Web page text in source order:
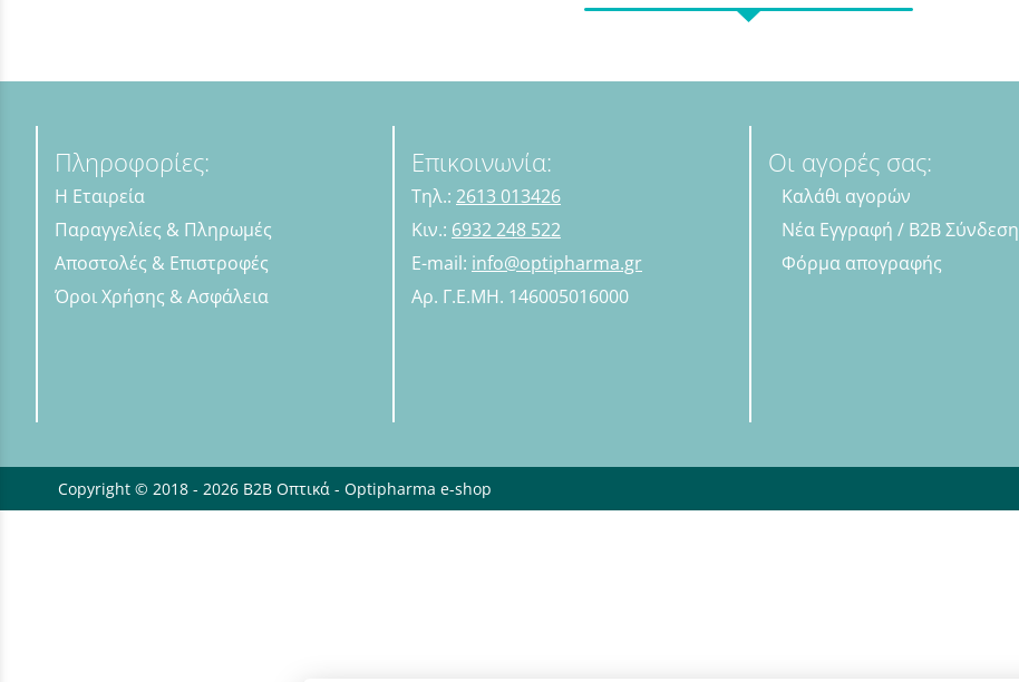
Πληροφορίες:
Η Εταιρεία
Παραγγελίες & Πληρωμές
Αποστολές & Επιστροφές
Όροι Χρήσης & Ασφάλεια
Επικοινωνία:
Τηλ.: 2613 013426
Κιν.: 6932 248 522
E-mail: info@optipharma.gr
Αρ. Γ.Ε.ΜΗ. 146005016000
Οι αγορές σας:
Καλάθι αγορών
Νέα Εγγραφή / B2B Σύνδεση
Φόρμα απογραφής
Copyright © 2018 - 2026 B2B Οπτικά - Optipharma e-shop